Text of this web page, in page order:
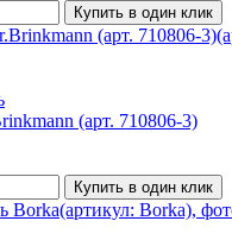
Купить в один клик
(арт. 710806-3)
Купить в один клик